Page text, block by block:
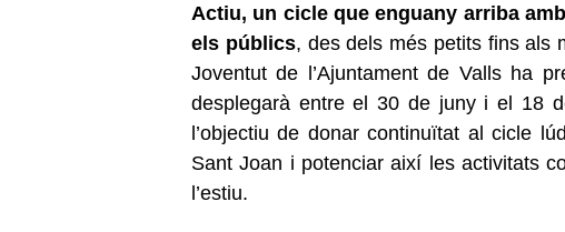
Actiu, un cicle que enguany arriba
els públics, des dels més petits fins als
Joventut de l’Ajuntament de Valls ha
desplegarà entre el 30 de juny i el 18
l’objectiu de donar continuïtat al cicle
Sant Joan i potenciar així les activitats
l’estiu.